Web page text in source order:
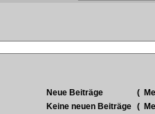
Neue Beiträge (
Keine neuen Beiträge
(